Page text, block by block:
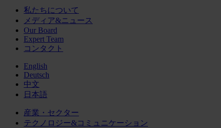
私たちについて
メディア&ニュース
Our Board
Expert Team
コンタクト
English
Deutsch
中文
日本語
産業・セクター
テクノロジー&コミュニケーション